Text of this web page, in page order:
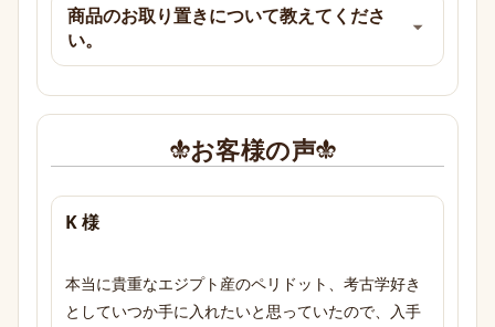
商品のお取り置きについて教えてくださ
い。
お客様の声
K 様
本当に貴重なエジプト産のペリドット、考古学好き
としていつか手に入れたいと思っていたので、入手